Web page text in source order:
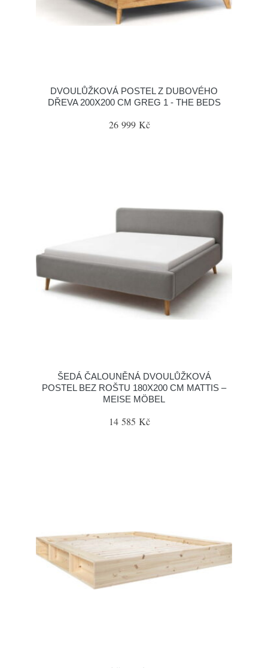
DVOULŮŽKOVÁ POSTEL Z DUBOVÉHO
DŘEVA 200X200 CM GREG 1 - THE BEDS
26 999 Kč
ŠEDÁ ČALOUNĚNÁ DVOULŮŽKOVÁ
POSTEL BEZ ROŠTU 180X200 CM MATTIS –
MEISE MÖBEL
14 585 Kč